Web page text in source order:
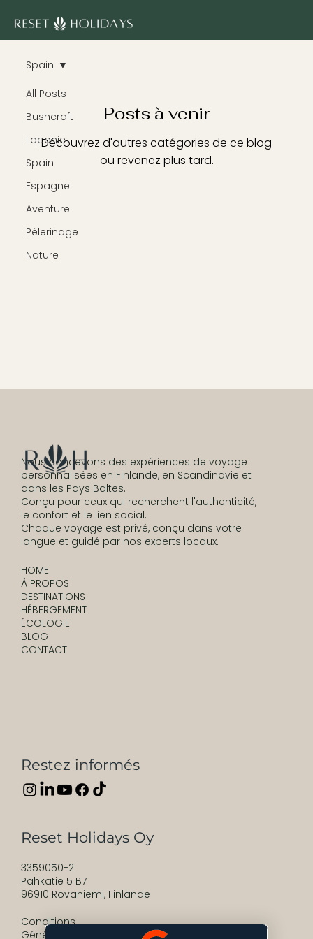
All Posts
Bushcraft
Laponie
Spain
Espagne
Aventure
Pélerinage
Nature
Spain
Posts à venir
Découvrez d'autres catégories de ce blog
ou revenez plus tard.
Nous concevons des expériences de voyage
personnalisées en Finlande, en Scandinavie et
dans les Pays Baltes.
Conçu pour ceux qui recherchent l'authenticité,
le confort et le lien social.
Chaque voyage est privé, conçu dans votre
langue et guidé par nos experts locaux.
Reset Holidays Oy
3359050-2
Pahkatie 5 B7
96910 Rovaniemi, Finlande
Restez informés
HOME
À PROPOS
DESTINATIONS
HÉBERGEMENT
ÉCOLOGIE
BLOG
CONTACT
Conditions
Générales